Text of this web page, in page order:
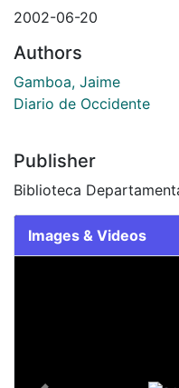
2002-06-20
Authors
Gamboa, Jaime
Diario de Occidente
Publisher
Biblioteca
Images & Videos